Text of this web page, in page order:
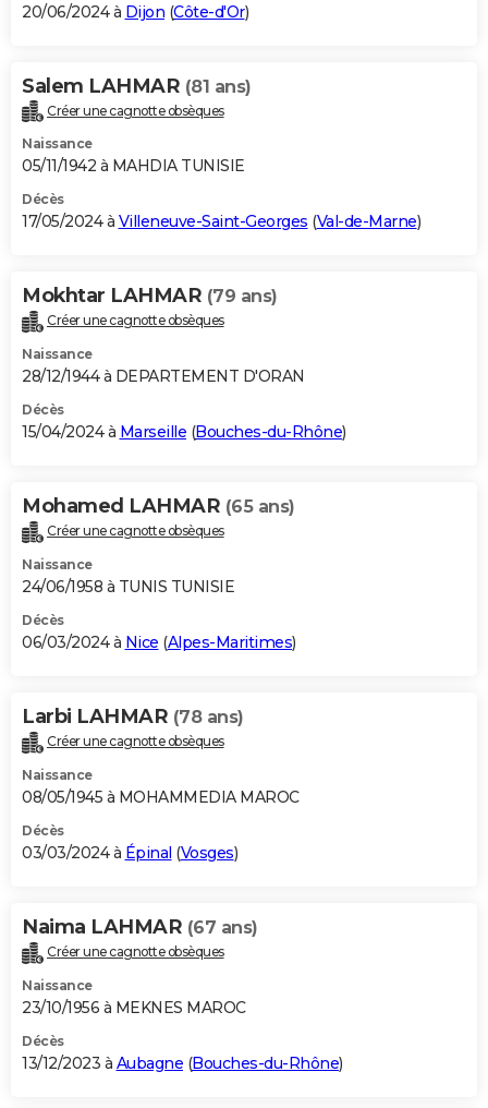
20/06/2024 à Dijon (Côte-d'Or)
Salem LAHMAR (81 ans)
Créer une cagnotte obsèques
Naissance
05/11/1942 à MAHDIA TUNISIE
Décès
17/05/2024 à Villeneuve-Saint-Georges (Val-de-Marne)
Mokhtar LAHMAR (79 ans)
Créer une cagnotte obsèques
Naissance
28/12/1944 à DEPARTEMENT D'ORAN
Décès
15/04/2024 à Marseille (Bouches-du-Rhône)
Mohamed LAHMAR (65 ans)
Créer une cagnotte obsèques
Naissance
24/06/1958 à TUNIS TUNISIE
Décès
06/03/2024 à Nice (Alpes-Maritimes)
Larbi LAHMAR (78 ans)
Créer une cagnotte obsèques
Naissance
08/05/1945 à MOHAMMEDIA MAROC
Décès
03/03/2024 à Épinal (Vosges)
Naima LAHMAR (67 ans)
Créer une cagnotte obsèques
Naissance
23/10/1956 à MEKNES MAROC
Décès
13/12/2023 à Aubagne (Bouches-du-Rhône)